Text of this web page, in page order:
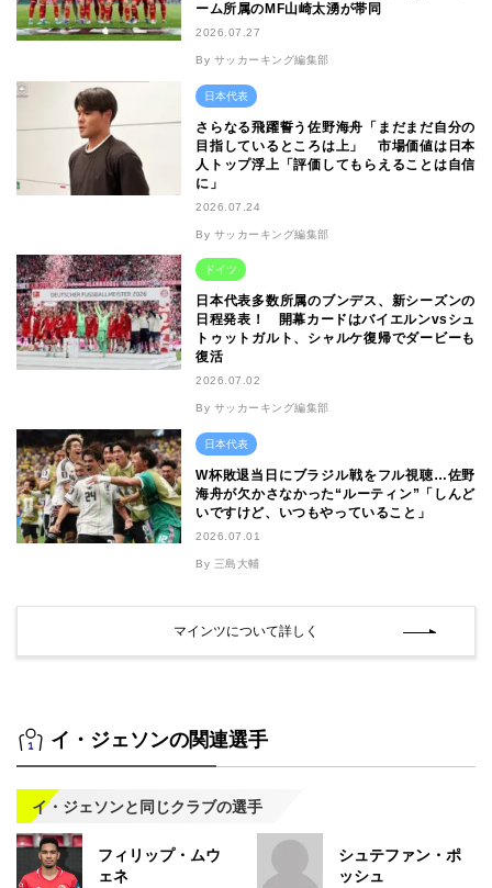
ーム所属のMF山崎太湧が帯同
2026.07.27
By サッカーキング編集部
日本代表
さらなる飛躍誓う佐野海舟「まだまだ自分の
目指しているところは上」 市場価値は日本
人トップ浮上「評価してもらえることは自信
に」
2026.07.24
By サッカーキング編集部
ドイツ
日本代表多数所属のブンデス、新シーズンの
日程発表！ 開幕カードはバイエルンvsシュ
トゥットガルト、シャルケ復帰でダービーも
復活
2026.07.02
By サッカーキング編集部
日本代表
W杯敗退当日にブラジル戦をフル視聴…佐野
海舟が欠かさなかった“ルーティン”「しんど
いですけど、いつもやっていること」
2026.07.01
By 三島大輔
マインツについて詳しく
イ・ジェソンの関連選手
イ・ジェソンと同じクラブの選手
フィリップ・ムウ
ェネ
シュテファン・ポ
ッシュ